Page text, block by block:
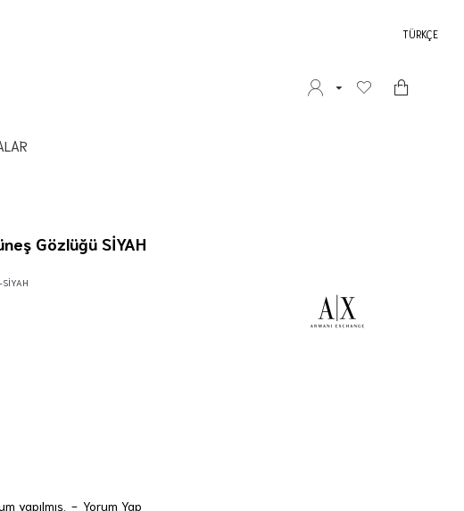
TÜRKÇE
Gözlüğü SİYAH
yapılmış. - Yorum Yap